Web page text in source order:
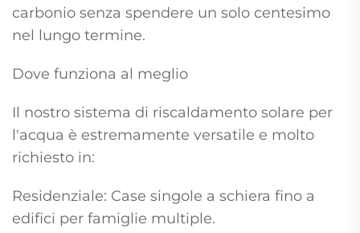
carbonio senza spendere un solo centesimo
nel lungo termine.
Dove funziona al meglio
Il nostro sistema di riscaldamento solare per
l'acqua è estremamente versatile e molto
richiesto in:
Residenziale: Case singole a schiera fino a
edifici per famiglie multiple.